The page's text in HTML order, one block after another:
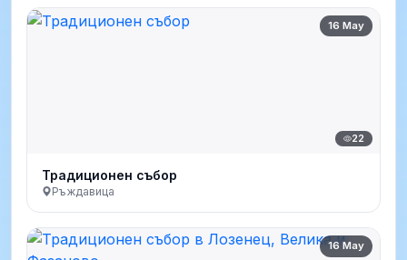
16 May
22
Традиционен събор
Ръждавица
16 May